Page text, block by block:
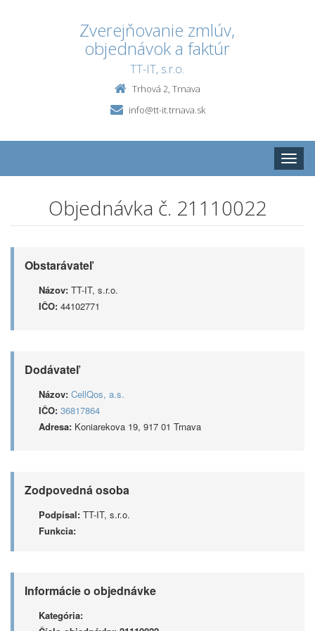
Zverejňovanie zmlúv,
objednávok a faktúr
TT-IT, s.r.o.
Trhová 2, Trnava
info@tt-it.trnava.sk
Toggle
Objednávka č. 21110022
Obstarávateľ
Názov: TT-IT, s.r.o.
IČO: 44102771
Dodávateľ
Názov: CellQos, a.s.
IČO: 36817864
Adresa: Koniarekova 19, 917 01 Trnava
Zodpovedná osoba
Podpísal: TT-IT, s.r.o.
Funkcia:
Informácie o objednávke
Kategória: